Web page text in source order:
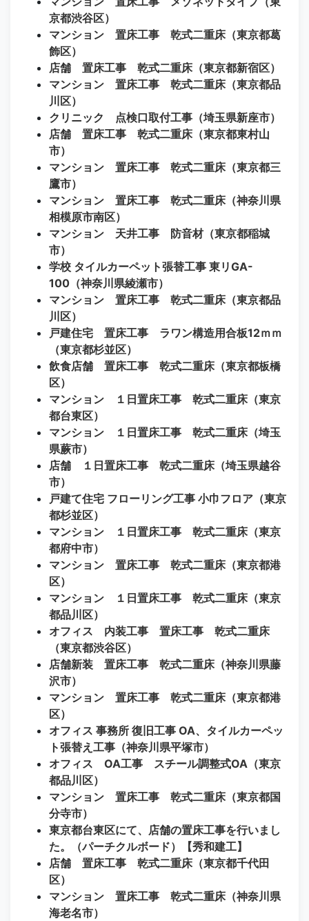
京都渋谷区）
マンション 置床工事 乾式二重床（東京都葛
飾区）
店舗 置床工事 乾式二重床（東京都新宿区）
マンション 置床工事 乾式二重床（東京都品
川区）
クリニック 点検口取付工事（埼玉県新座市）
店舗 置床工事 乾式二重床（東京都東村山
市）
マンション 置床工事 乾式二重床（東京都三
鷹市）
マンション 置床工事 乾式二重床（神奈川県
相模原市南区）
マンション 天井工事 防音材（東京都稲城
市）
学校 タイルカーペット張替工事 東リGA-
100（神奈川県綾瀬市）
マンション 置床工事 乾式二重床（東京都品
川区）
戸建住宅 置床工事 ラワン構造用合板12ｍｍ
（東京都杉並区）
飲食店舗 置床工事 乾式二重床（東京都板橋
区）
マンション １日置床工事 乾式二重床（東京
都台東区）
マンション １日置床工事 乾式二重床（埼玉
県蕨市）
店舗 １日置床工事 乾式二重床（埼玉県越谷
市）
戸建て住宅 フローリング工事 小巾フロア（東京
都杉並区）
マンション １日置床工事 乾式二重床（東京
都府中市）
マンション 置床工事 乾式二重床（東京都港
区）
マンション １日置床工事 乾式二重床（東京
都品川区）
オフィス 内装工事 置床工事 乾式二重床
（東京都渋谷区）
店舗新装 置床工事 乾式二重床（神奈川県藤
沢市）
マンション 置床工事 乾式二重床（東京都港
区）
オフィス 事務所 復旧工事 OA、タイルカーペッ
ト張替え工事（神奈川県平塚市）
オフィス OA工事 スチール調整式OA（東京
都品川区）
マンション 置床工事 乾式二重床（東京都国
分寺市）
東京都台東区にて、店舗の置床工事を行いまし
た。（パーチクルボード）【秀和建工】
店舗 置床工事 乾式二重床（東京都千代田
区）
マンション 置床工事 乾式二重床（神奈川県
海老名市）